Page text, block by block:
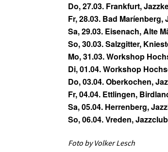
Do, 27.03. Frankfurt,
Fr, 28.03. Bad Maríenberg,
Sa, 29.03. Eisenach, Alte
So, 30.03. Salzgitter,
Mo, 31.03. Workshop
Di, 01.04. Workshop
Do, 03.04. Oberkochen,
Fr, 04.04. Ettlingen,
Sa, 05.04. Herrenberg,
So, 06.04. Vreden, Jazzclub
Foto by Volker Lesch